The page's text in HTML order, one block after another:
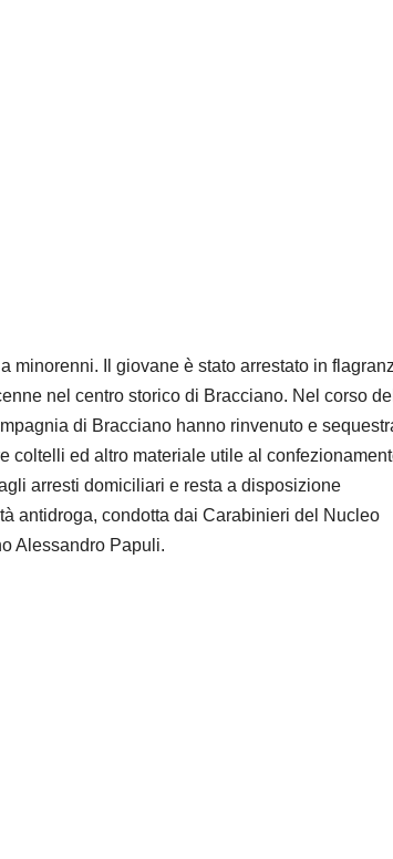
minorenni. Il giovane è stato arrestato in
nel centro storico di Bracciano. Nel corso
di Bracciano hanno rinvenuto e
coltelli ed altro materiale utile al
arresti domiciliari e resta a disposizione
antidroga, condotta dai Carabinieri del Nucleo
Alessandro Papuli.